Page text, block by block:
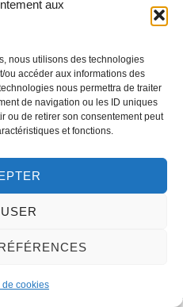
aux
nous utilisons des technologies
ou accéder aux informations des
nous permettra de traiter
de navigation ou les ID uniques
ou de retirer son consentement peut
et fonctions.
de cookies
18h
Marie-Madeleine à Paris